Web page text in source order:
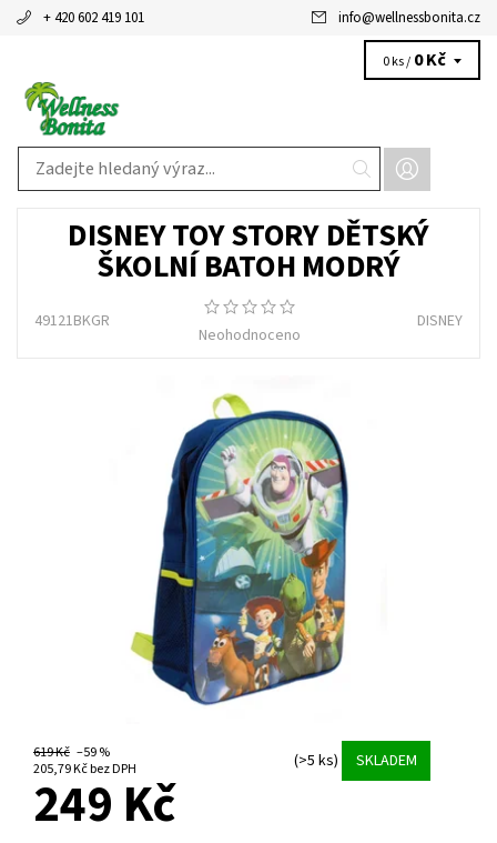
+ 420 602 419 101 info@wellnessbonita.cz
0 ks / 0 Kč
DISNEY TOY STORY DĚTSKÝ
ŠKOLNÍ BATOH MODRÝ
49121BKGR
Neohodnoceno
DISNEY
619 Kč –59 %
205,79 Kč bez DPH
(>5 ks) SKLADEM
249 Kč